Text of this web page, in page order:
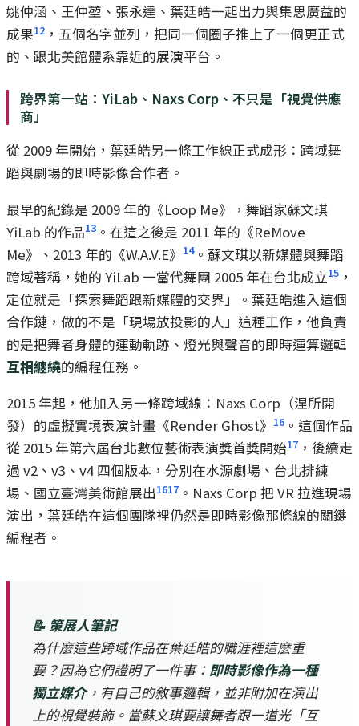
姚仲涵、王仲堃、張永達、葉廷皓一起出力與集思廣益的
成果12 ，五個名字並列，把同一個圈子推上了一個更正式
的、跟北美館體系靠近的展演平台。
跨界第一站：YiLab、Naxs Corp、不只是「視覺供應
商」
從 2009 年開始，葉廷皓另一條工作線正式成形：跨域舞
蹈與劇場的即時影像合作者。
最早的紀錄是 2009 年的《Loop Me》，舞蹈家蘇文琪
YiLab 的作品13 。在這之後是 2011 年的《ReMove
Me》、2013 年的《W.A.V.E》 14。蘇文琪以新媒體與舞蹈
跨域著稱，她的 YiLab 一當代舞團 2005 年在台北成立15 ，
定位就是「探索舞蹈跟新媒體的交界」。葉廷皓進入這個
合作鏈，做的不是「現場放投影的人」這種工作，他負責
的是把舞者身體的運動軌跡、燈光與聲音的即時運算邏輯
互相纏繞的編程任務。
2015 年起，他加入另一條跨域線：Naxs Corp（涅所開
發）的虛擬實境表演計畫《Render Ghost》 16 。這個作品
從 2015 年第六屆台北數位藝術表演獎首獎開始17 ，後續走
過 v2、v3、v4 四個版本，分別在水源劇場、台北排練
場、國立臺灣美術館展出1617 。Naxs Corp 把 VR 拉進現場
演出，葉廷皓在這個團隊裡仍然是即時影像那條線的關鍵
編程者。
📝 策展人筆記
為什麼這些跨域作品在葉廷皓的職涯裡這麼重
要？因為它們證明了一件事： 即時影像作為一種
獨立媒介，有自己的敘事邏輯，並非附加在演出
上的視覺裝飾。當蘇文琪要讓舞者跟一道光「互